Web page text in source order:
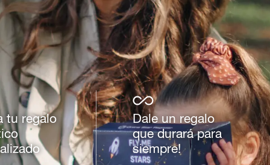
tu regalo
Dale un regalo
que durará para
siempre!